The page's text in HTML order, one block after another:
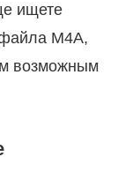
ищете
M4A,
возможным